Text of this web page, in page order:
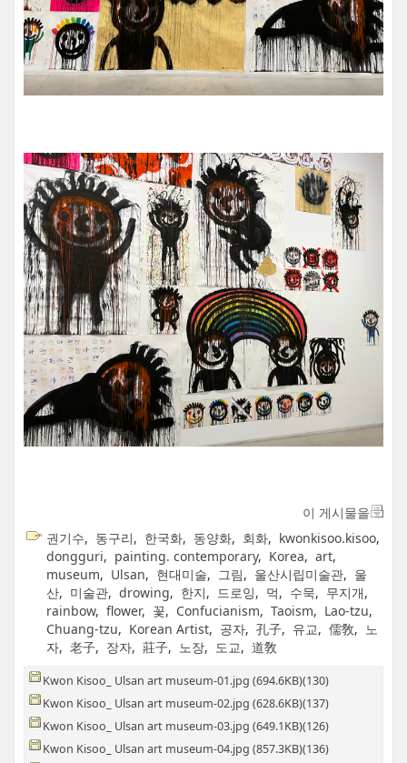
이 게시물을
권기수, 동구리, 한국화, 동양화, 회화, kwonkisoo.kisoo,
dongguri, painting. contemporary, Korea, art,
museum, Ulsan, 현대미술, 그림, 울산시립미술관, 울
산, 미술관, drowing, 한지, 드로잉, 먹, 수묵, 무지개,
rainbow, flower, 꽃, Confucianism, Taoism, Lao-tzu,
Chuang-tzu, Korean Artist, 공자, 孔子, 유교, 儒敎, 노
자, 老子, 장자, 莊子, 노장, 도교, 道敎
Kwon Kisoo_ Ulsan art museum-01.jpg (694.6KB)(130)
Kwon Kisoo_ Ulsan art museum-02.jpg (628.6KB)(137)
Kwon Kisoo_ Ulsan art museum-03.jpg (649.1KB)(126)
Kwon Kisoo_ Ulsan art museum-04.jpg (857.3KB)(136)